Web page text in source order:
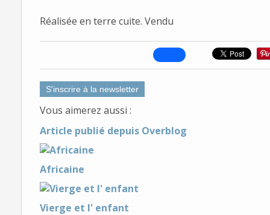
Réalisée en terre cuite. Vendu
S'inscrire à la newsletter
Vous aimerez aussi :
Article publié depuis Overblog
Africaine
Vierge et l' enfant